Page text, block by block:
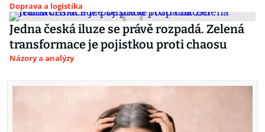
Doprava a logistika
Jedna česká iluze se právě rozpadá. Zelená
transformace je pojistkou proti chaosu
Názory a analýzy